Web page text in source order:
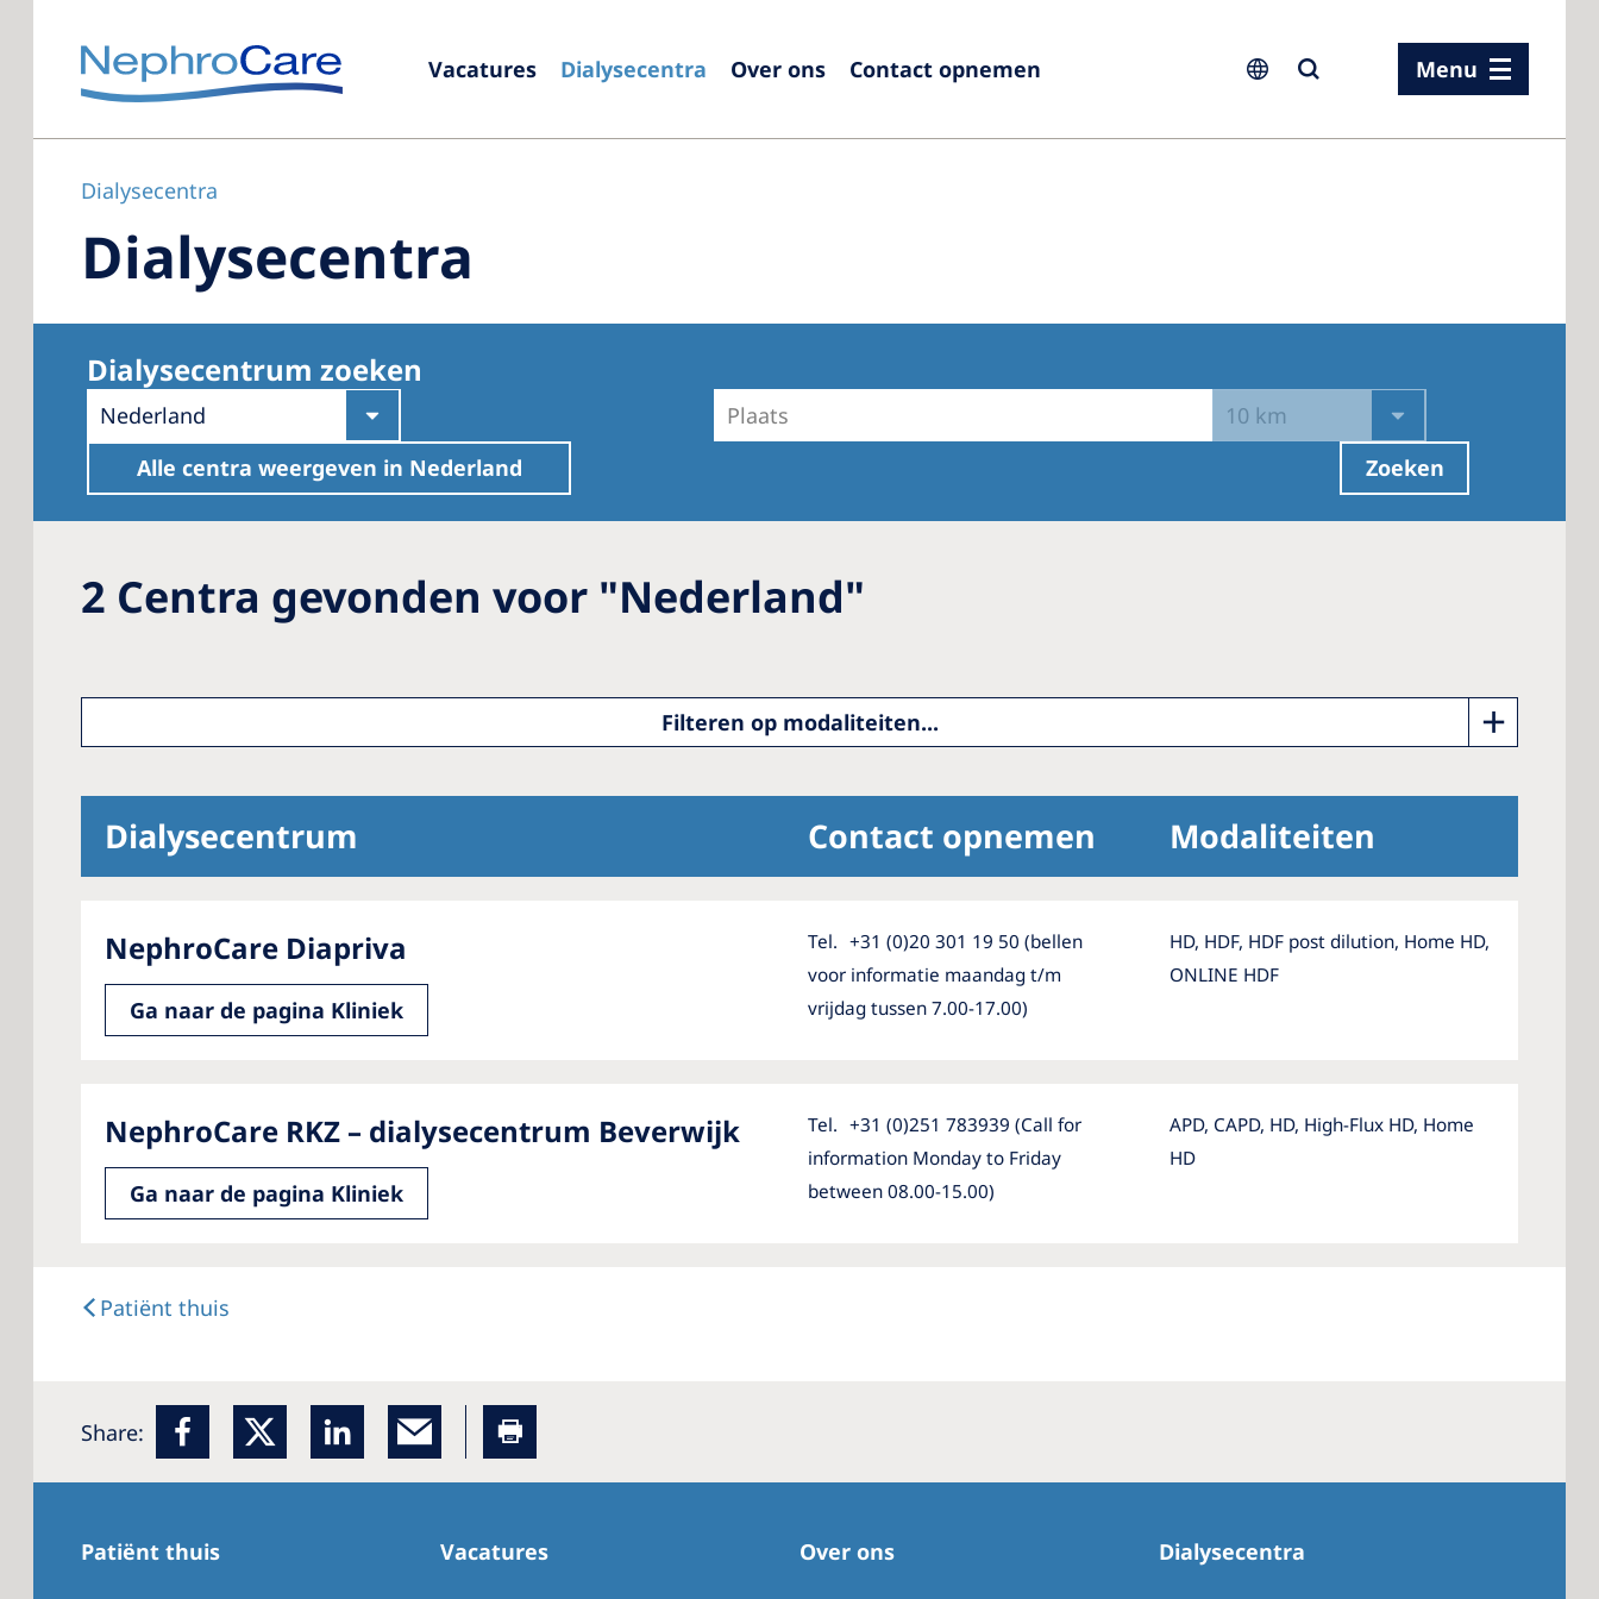
Vacatures Dialysecentra Over ons Contact opnemen
Europe
Israel
Netherlands
Russia
Spain
Asia Pacific
Australia
Philippines
America
Menu
Dialysecentra
Dialysecentra
Dialysecentrum zoeken
Nederland Plaats
10 km
Alle centra weergeven in Nederland Zoeken
2 Centra gevonden voor "Nederland"
Filteren op modaliteiten...
Dialysecentrum Contact opnemen Modaliteiten
NephroCare Diapriva
Ga naar de pagina Kliniek
Tel. +31 (0)20 301 19 50 (bellen
voor informatie maandag t/m
vrijdag tussen 7.00-17.00)
HD, HDF, HDF post dilution, Home HD,
ONLINE HDF
NephroCare RKZ – dialysecentrum Beverwijk
Ga naar de pagina Kliniek
Tel. +31 (0)251 783939 (Call for
information Monday to Friday
between 08.00-15.00)
APD, CAPD, HD, High-Flux HD, Home
HD
Patiënt thuis
Share:
Patiënt thuis
Vacatures
Over ons
Dialysecentra